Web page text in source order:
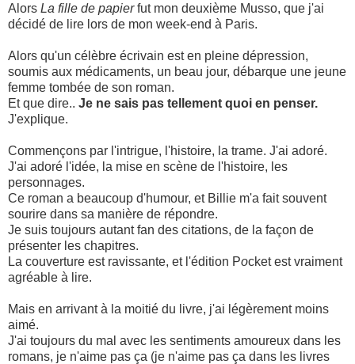
Alors La fille de papierfut mon deuxième Musso, que j'ai
décidé de lire lors de mon week-end à Paris.
Alors qu'un célèbre écrivain est en pleine dépression,
soumis aux médicaments, un beau jour, débarque une jeune
femme tombée de son roman.
Et que dire.. Je ne sais pas tellement quoi en penser.
J'explique.
Commençons par l'intrigue, l'histoire, la trame. J'ai adoré.
J'ai adoré l'idée, la mise en scène de l'histoire, les
personnages.
Ce roman a beaucoup d'humour, et Billie m'a fait souvent
sourire dans sa manière de répondre.
Je suis toujours autant fan des citations, de la façon de
présenter les chapitres.
La couverture est ravissante, et l'édition Pocket est vraiment
agréable à lire.
Mais en arrivant à la moitié du livre, j'ai légèrement moins
aimé.
J'ai toujours du mal avec les sentiments amoureux dans les
romans, je n'aime pas ça (je n'aime pas ça dans les livres